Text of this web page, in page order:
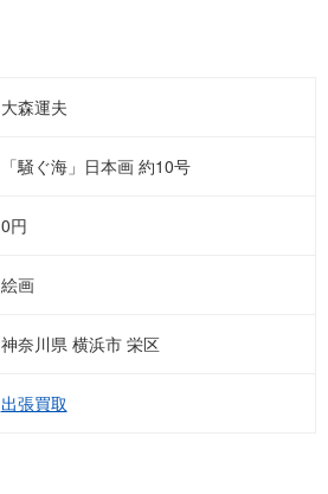
大森運夫
「騒ぐ海」日本画 約10号
0円
絵画
神奈川県 横浜市 栄区
出張買取